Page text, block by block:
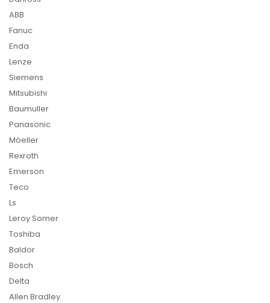
ABB
Fanuc
Enda
Lenze
Siemens
Mitsubishi
Baumuller
Panasonic
Möeller
Rexroth
Emerson
Teco
Ls
Leroy Somer
Toshiba
Baldor
Bosch
Delta
Allen Bradley